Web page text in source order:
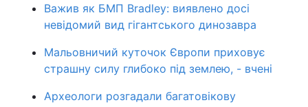
Важив як БМП Bradley: виявлено досі
невідомий вид гігантського динозавра
Мальовничий куточок Європи приховує
страшну силу глибоко під землею, - вчені
Археологи розгадали багатовікову